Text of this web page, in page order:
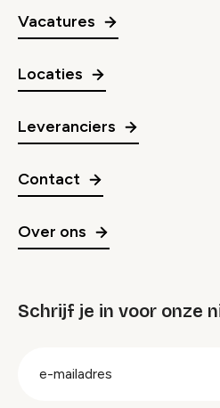
Vacatures
Locaties
Leveranciers
Contact
Over ons
Schrijf je in voor onze